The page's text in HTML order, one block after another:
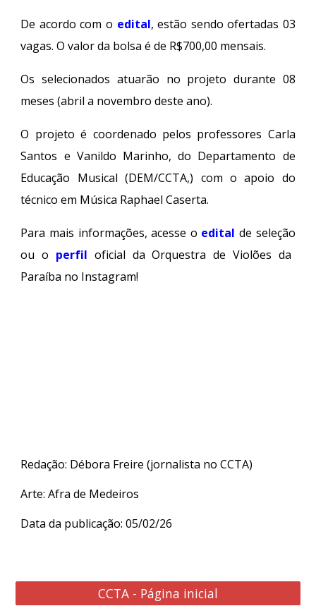
De acordo com o edital, estão sendo ofertadas 03
vagas. O valor da bolsa é de R$700,00 mensais.
Os selecionados atuarão no projeto durante 08
meses (abril a novembro deste ano).
O projeto é coordenado pelos professores Carla
Santos e Vanildo Marinho, do Departamento de
Educação Musical (DEM/CCTA,) com o apoio do
técnico em Música Raphael Caserta.
Para mais informações, acesse o edital de seleção
ou o perfil oficial da Orquestra de Violões da
Paraíba no Instagram!
Redação: Débora Freire (jornalista no CCTA)
Arte: Afra de Medeiros
Data da publicação: 05/02/26
CCTA - Página inicial